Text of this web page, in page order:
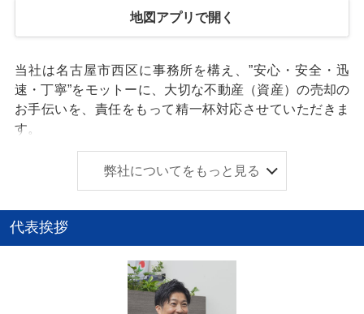
地図アプリで開く
当社は名古屋市西区に事務所を構え、”安心・安全・迅
速・丁寧”をモットーに、大切な不動産（資産）の売却の
お手伝いを、責任をもって精一杯対応させていただきま
す。
不動産の売却は人生において多く経験することではない
ですし、高額なお取引ですので、お客様は皆さん不安で
いらっしゃると思います。
携して、お客様のご負担をなるべく軽減し、不安を少し
でも和らげ、スムーズにお取引出来る様にお客様に寄り
添います。 まずは、お気軽にご相談ください。
弊社についてをもっと見る
代表挨拶